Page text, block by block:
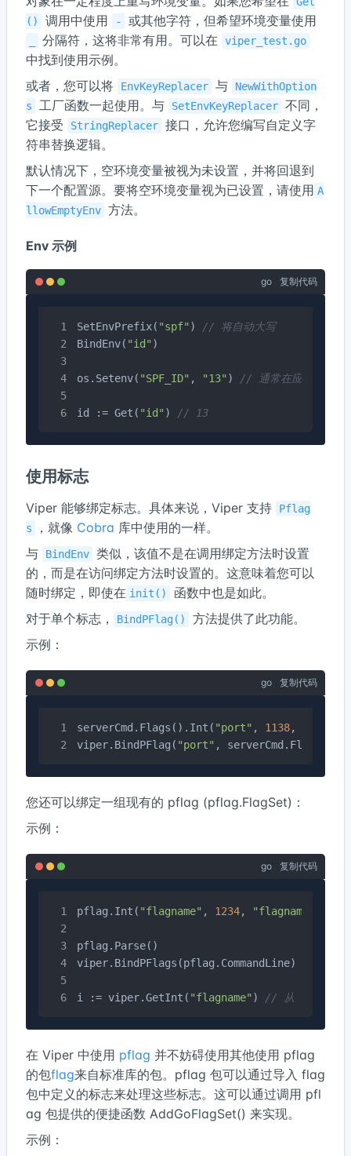
()
调用中使用 - 或其他字符，但希望环境变量使用
分隔符，这将非常有用。可以在 viper_test.go
中找到使用示例。
或者，您可以将
EnvKeyReplacer 与
NewWithOption
s
工厂函数一起使用。与 SetEnvKeyReplacer 不同，
它接受
StringReplacer 接口，允许您编写自定义字
符串替换逻辑。
默认情况下，空环境变量被视为未设置，并将回退到
下一个配置源。要将空环境变量视为已设置，请使用 A
llowEmptyEnv 方法。
Env 示例
go 复制代码
SetEnvPrefix( "spf" )
// 将自动大写
BindEnv( "id" )
os.Setenv( "SPF_ID" , "13" ) // 通常在应用外部执
id := Get( "id" ) // 13
使用标志
Viper 能够绑定标志。具体来说，Viper 支持
Pflag
s
，就像 Cobra 库中使用的一样。
与
BindEnv 类似，该值不是在调用绑定方法时设置
的，而是在访问绑定方法时设置的。这意味着您可以
随时绑定，即使在 init()
函数中也是如此。
对于单个标志，
BindPFlag()
方法提供了此功能。
示例：
go 复制代码
serverCmd.Flags().Int( "port" , 1138,
viper.BindPFlag( "port" ,
您还可以绑定一组现有的 pflag (pflag.FlagSet)：
示例：
go 复制代码
pflag.Int( "flagname" , 1234, "flagname 的帮助
pflag.Parse()
viper.BindPFlags(pflag.CommandLine)
i := viper.GetInt( "flagname" ) // 从 viper 而
在 Viper 中使用 pflag 并不妨碍使用其他使用 pflag
的包flag来自标准库的包。pflag 包可以通过导入 flag
包中定义的标志来处理这些标志。这可以通过调用 pfl
ag 包提供的便捷函数 AddGoFlagSet() 来实现。
示例：